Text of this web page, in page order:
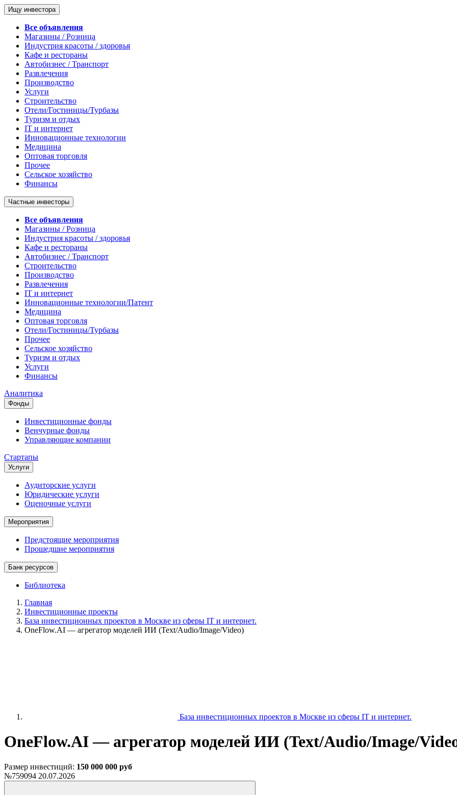
Ищу инвестора
Все объявления
Магазины / Розница
Индустрия красоты / здоровья
Кафе и рестораны
Автобизнес / Транспорт
Развлечения
Производство
Услуги
Строительство
Отели/Гостиницы/Турбазы
Туризм и отдых
IT и интернет
Инновационные технологии
Медицина
Оптовая торговля
Прочее
Сельское хозяйство
Финансы
Частные инвесторы
Все объявления
Магазины / Розница
Индустрия красоты / здоровья
Кафе и рестораны
Автобизнес / Транспорт
Строительство
Производство
Развлечения
IT и интернет
Инновационные технологии/Патент
Медицина
Оптовая торговля
Отели/Гостиницы/Турбазы
Прочее
Сельское хозяйство
Туризм и отдых
Услуги
Финансы
Аналитика
Фонды
Инвестиционные фонды
Венчурные фонды
Управляющие компании
Стартапы
Услуги
Аудиторские услуги
Юридические услуги
Оценочные услуги
Мероприятия
Предстоящие мероприятия
Прошедшие мероприятия
Банк ресурсов
Библиотека
Главная
Инвестиционные проекты
База инвестиционных проектов в Москве из сферы IT и интернет.
OneFlow.AI — агрегатор моделей ИИ (Text/Audio/Image/Video)
База инвестиционных проектов в Москве из сферы IT и интернет.
OneFlow.AI — агрегатор моделей ИИ (Text/Audio/Image/
Размер инвестиций: 150 000 000 руб
№759094 20.07.2026